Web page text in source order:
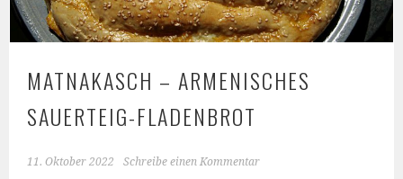
MATNAKASCH – ARMENISCHES
SAUERTEIG-FLADENBROT
11. Oktober 2022 Schreibe einen Kommentar